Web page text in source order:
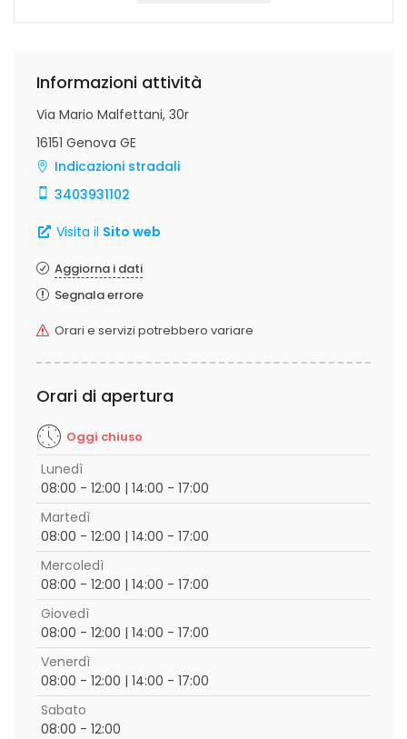
Informazioni attività
Via Mario Malfettani, 30r
16151 Genova GE
Indicazioni stradali
3403931102
Visita il Sito web
Aggiorna i dati
Segnala errore
Orari e servizi potrebbero variare
Orari di apertura
Oggi chiuso
Lunedì
08:00 - 12:00 | 14:00 - 17:00
Martedì
08:00 - 12:00 | 14:00 - 17:00
Mercoledì
08:00 - 12:00 | 14:00 - 17:00
Giovedì
08:00 - 12:00 | 14:00 - 17:00
Venerdì
08:00 - 12:00 | 14:00 - 17:00
Sabato
08:00 - 12:00